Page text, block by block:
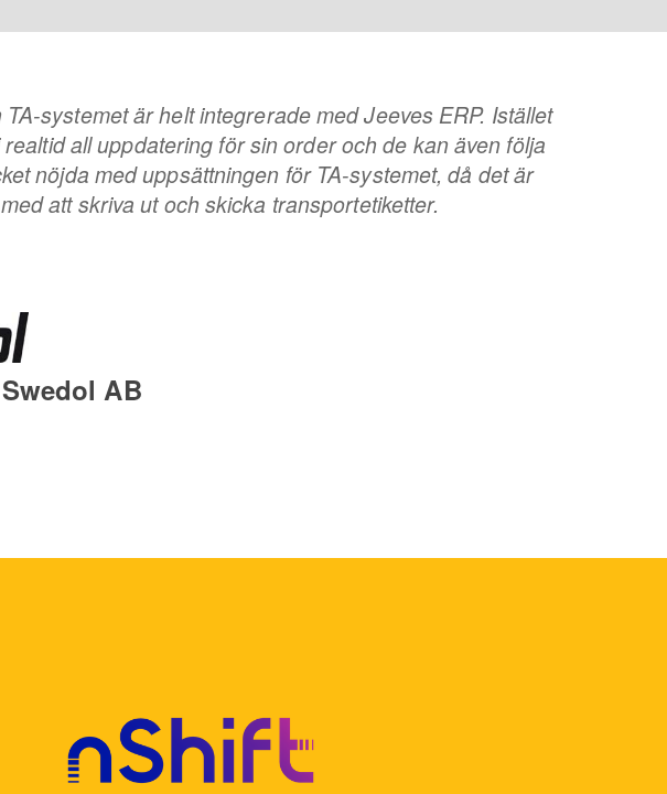
systemet är helt integrerade med Jeeves ERP. Istället
all uppdatering för sin order och de kan även följa
nöjda med uppsättningen för TA-systemet, då det är
att skriva ut och skicka transportetiketter.
AB